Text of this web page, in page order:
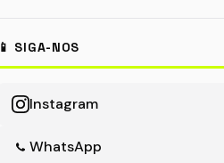
📱 SIGA-NOS
Instagram
WhatsApp